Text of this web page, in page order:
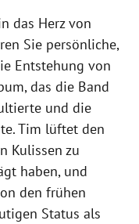
das Herz von
Sie persönliche,
Entstehung von
das die Band
und die
Tim lüftet den
Kulissen zu
haben, und
den frühen
Status als